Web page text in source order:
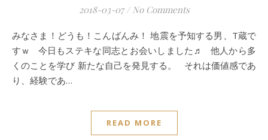
2018-03-07 / No Comments
みなさま！どうも！こんばんみ！ 地震を予知する男、T蔵で
すｗ 今日もステキな同志とお会いしました♬ 他人から多
くのことを学び 新たな自己を発見する。 それは価値感であ
り、経験であ…
READ MORE